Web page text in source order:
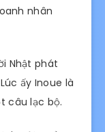
nhân
Nhật phát
ấy Inoue là
câu lạc bộ.